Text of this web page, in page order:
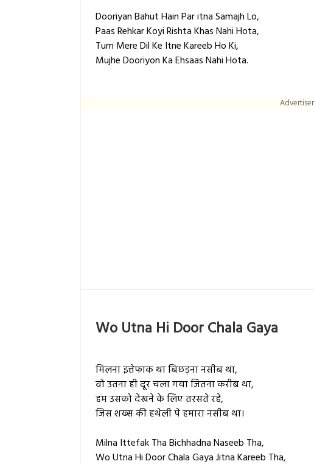
Dooriyan Bahut Hain Par itna Samajh Lo,
Paas Rehkar Koyi Rishta Khas Nahi Hota,
Tum Mere Dil Ke Itne Kareeb Ho Ki,
Mujhe Dooriyon Ka Ehsaas Nahi Hota.
Wo Utna Hi Door Chala Gaya
मिलना इत्तेफाक था बिछड़ना नसीब था,
वो उतना ही दूर चला गया जितना करीब था,
हम उसको देखने के लिए तरसते रहे,
जिस शख्स की हथेली पे हमारा नसीब था।
Milna Ittefak Tha Bichhadna Naseeb Tha,
Wo Utna Hi Door Chala Gaya Jitna Kareeb Tha,